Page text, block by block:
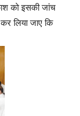
को इसकी जांच
लिया जाए कि